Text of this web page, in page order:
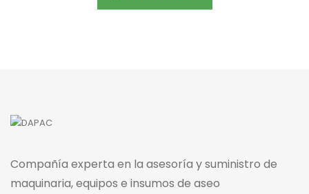
Compañía experta en la asesoría y suministro de
maquinaria, equipos e insumos de aseo